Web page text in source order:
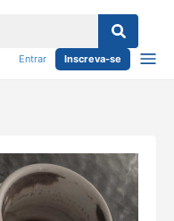
Entrar Inscreva-se